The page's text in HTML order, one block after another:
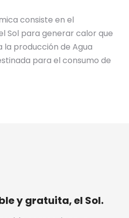
consiste en el
Sol para generar calor que
la producción de Agua
para el consumo de
y gratuita, el Sol.